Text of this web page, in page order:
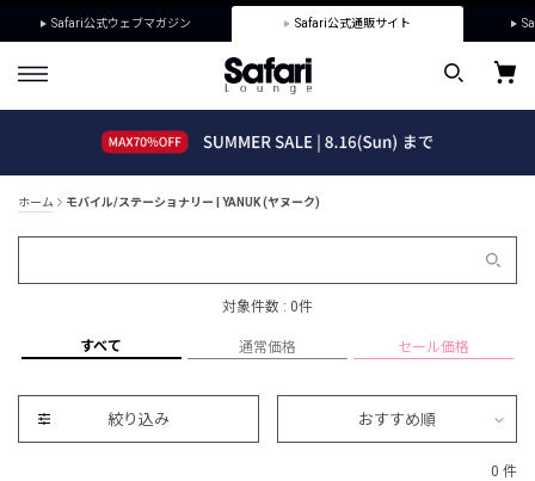
Safari公式ウェブマガジン Safari公式通販サイト
ホーム モバイル/ステーショナリー | YANUK (ヤヌーク)
対象件数 : 0件
すべて 通常価格 セール価格
絞り込み おすすめ順
0 件